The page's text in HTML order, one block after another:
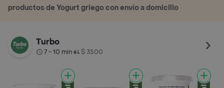
productos de Yogurt griego con envío a domicilio
Turbo
7 - 10 min• $ 3500